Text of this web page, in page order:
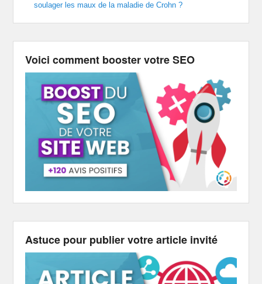
soulager les maux de la maladie de Crohn ?
Voici comment booster votre SEO
Astuce pour publier votre article invité